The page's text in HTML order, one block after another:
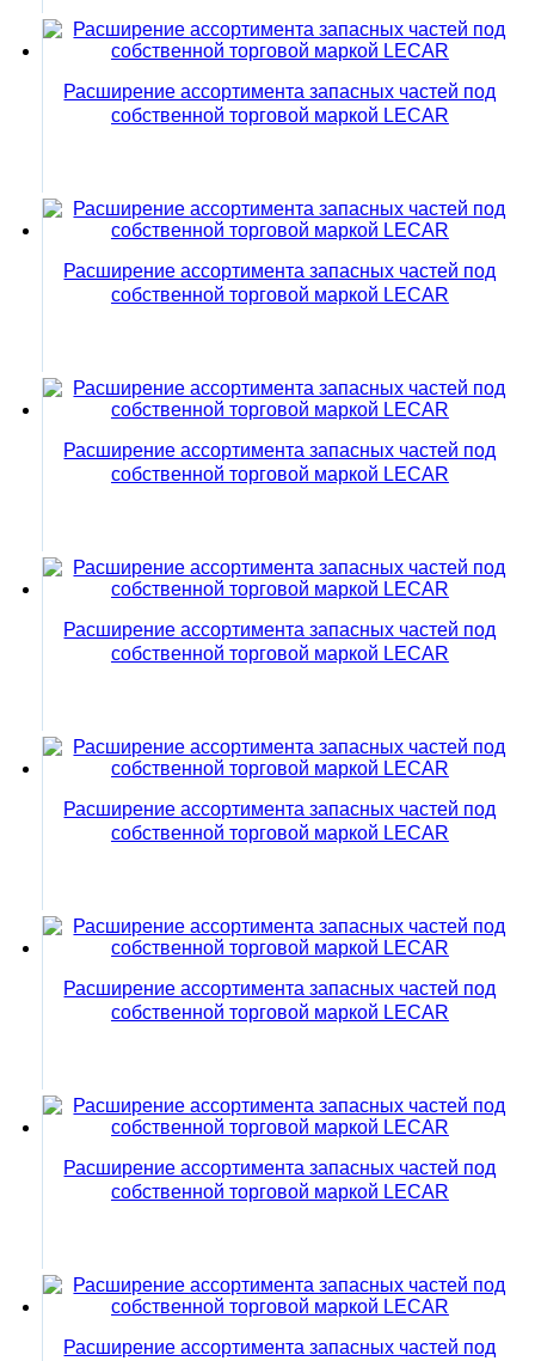
Расширение ассортимента запасных частей под
собственной торговой маркой LECAR
Расширение ассортимента запасных частей под
собственной торговой маркой LECAR
Расширение ассортимента запасных частей под
собственной торговой маркой LECAR
Расширение ассортимента запасных частей под
собственной торговой маркой LECAR
Расширение ассортимента запасных частей под
собственной торговой маркой LECAR
Расширение ассортимента запасных частей под
собственной торговой маркой LECAR
Расширение ассортимента запасных частей под
собственной торговой маркой LECAR
Расширение ассортимента запасных частей под